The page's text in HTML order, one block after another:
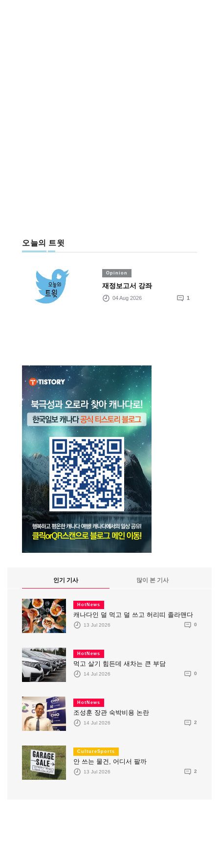
오늘의 트윗
Opinion
재정보고서 강좌
04 Aug 2026 1
인기 기사 많이 본 기사
HotNews
캐나다인 덜 먹고 덜 쓰고 허리띠 졸라맨다
13 Jul 2026 0
HotNews
먹고 살기 힘든데 새차는 큰 부담
14 Jul 2026 0
HotNews
조성훈 장관 숙박비용 논란
14 Jul 2026 2
CultureSports
안 쓰는 물건, 어디서 팔까
13 Jul 2026 2